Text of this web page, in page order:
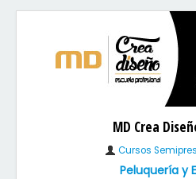
MD Crea
Cursos
Peluquería y